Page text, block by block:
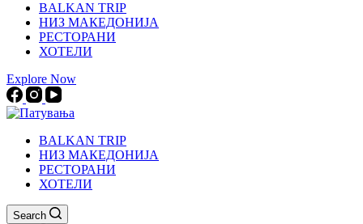
BALKAN TRIP
НИЗ МАКЕДОНИЈА
РЕСТОРАНИ
ХОТЕЛИ
Explore Now
BALKAN TRIP
НИЗ МАКЕДОНИЈА
РЕСТОРАНИ
ХОТЕЛИ
Search